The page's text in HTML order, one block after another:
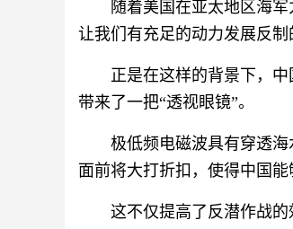
随着美国在亚太地区海
让我们有充足的动力发展反制
正是在这样的背景下，
带来了一把“透视眼镜”。
极低频电磁波具有穿透
面前将大打折扣，使得中国能
这不仅提高了反潜作战